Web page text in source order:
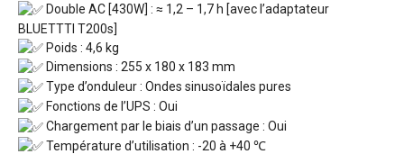
Double AC [430W] : ≈ 1,2 – 1,7 h [avec l’adaptateur
BLUETTTI T200s]
Poids : 4,6 kg
Dimensions : 255 x 180 x 183 mm
Type d’onduleur : Ondes sinusoïdales pures
Fonctions de l’UPS : Oui
Chargement par le biais d’un passage : Oui
Température d’utilisation : -20 à +40 ℃